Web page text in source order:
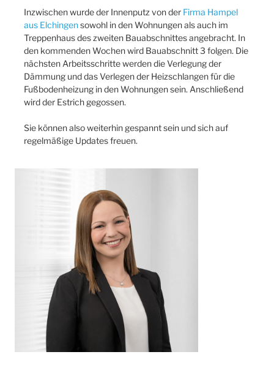
Inzwischen wurde der Innenputz von der Firma Hampel
aus Elchingensowohl in den Wohnungen als auch im
Treppenhaus des zweiten Bauabschnittes angebracht. In
den kommenden Wochen wird Bauabschnitt 3 folgen. Die
nächsten Arbeitsschritte werden die Verlegung der
Dämmung und das Verlegen der Heizschlangen für die
Fußbodenheizung in den Wohnungen sein. Anschließend
wird der Estrich gegossen.
Sie können also weiterhin gespannt sein und sich auf
regelmäßige Updates freuen.